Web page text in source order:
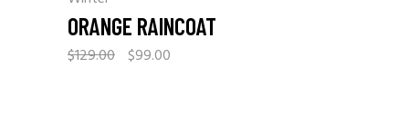
ORANGE RAINCOAT
$129.00 $99.00